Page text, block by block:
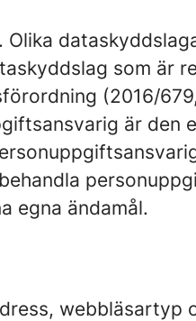
som är
(2016/679,
är den
egna ändamål.
webbläsartyp